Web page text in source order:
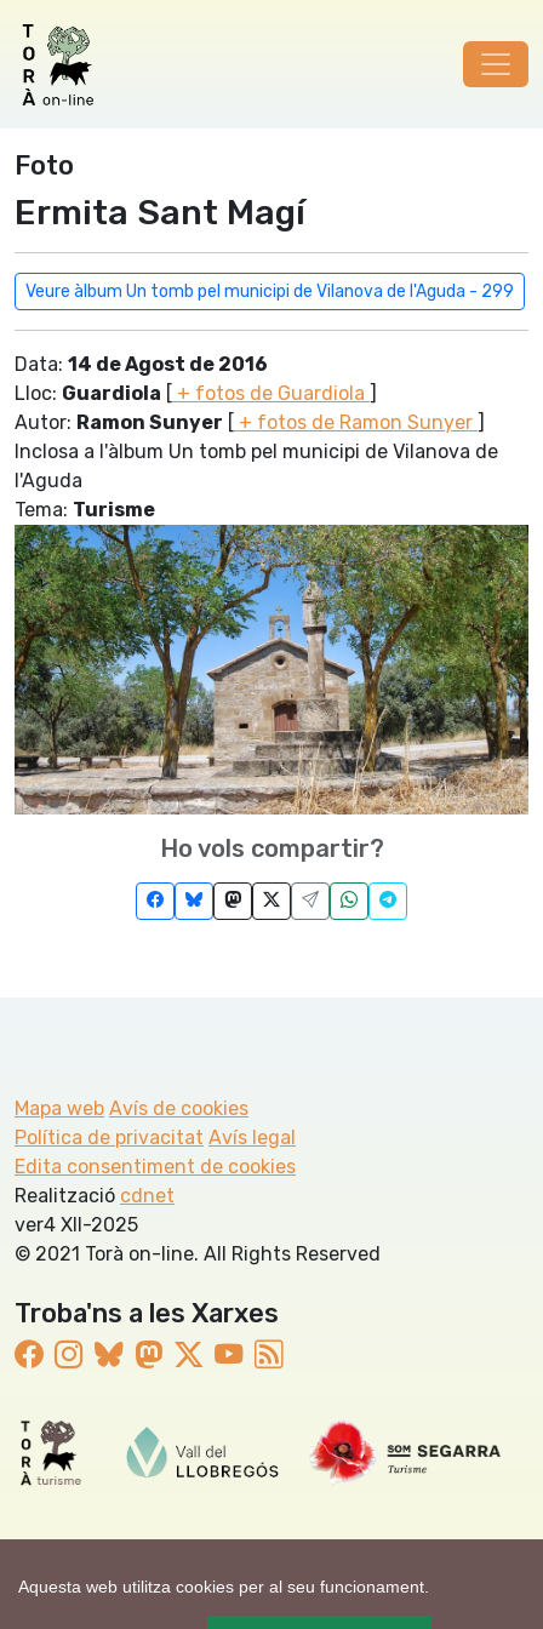
Aquesta web utilitza cookies per al seu funcionament.
Foto
Ermita Sant Magí
Veure àlbum Un tomb pel municipi de Vilanova de l'Aguda - 299
Data: 14 de Agost de 2016
Lloc: Guardiola [ + fotos de Guardiola ]
Autor: Ramon Sunyer [ + fotos de Ramon Sunyer ]
Inclosa a l'àlbum Un tomb pel municipi de Vilanova de
l'Aguda
Tema: Turisme
Ho vols compartir?
Mapa web Avís de cookies
Política de privacitat Avís legal
Edita consentiment de cookies
Realització cdnet
ver4 XII-2025
© 2021 Torà on-line. All Rights Reserved
Troba'ns a les Xarxes